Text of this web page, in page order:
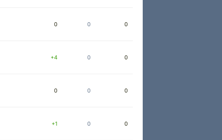
0 0 0
+4 0 0
0 0 0
+1 0 0